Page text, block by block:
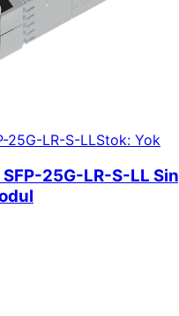
25G-LR-S-LLStok: Yok
SFP-25G-LR-S-LL